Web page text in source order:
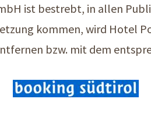
ist bestrebt, in allen
kommen, wird Hotel
bzw. mit dem